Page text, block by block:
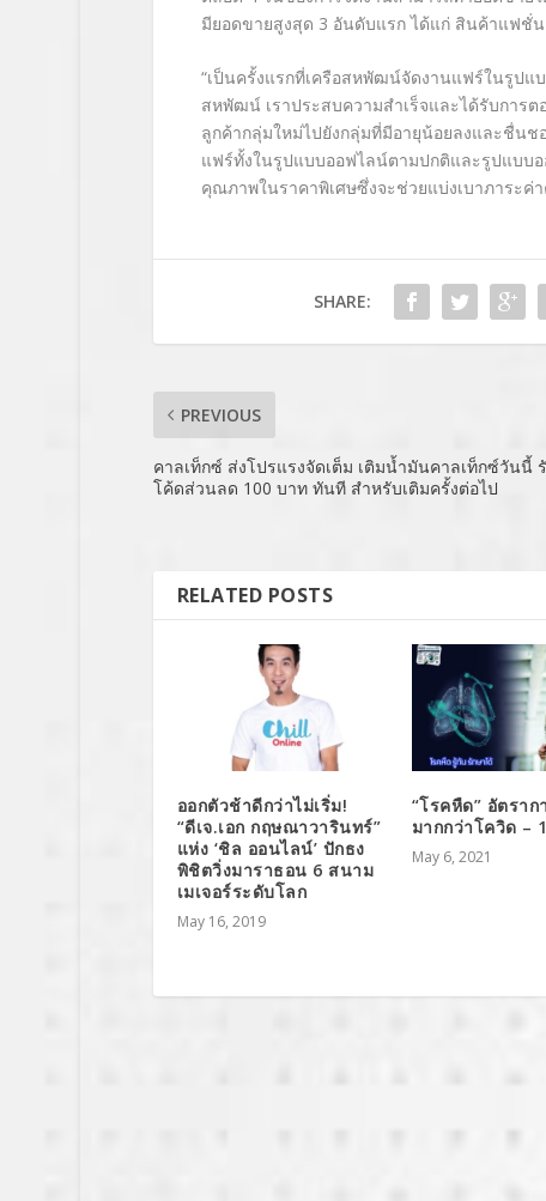
มียอดขายสูงสุด 3 อันดับแรก ได้แก่ สินค้าแฟชั่
“เป็นครั้งแรกที่เครือสหพัฒน์จัดงานแฟร์ในรูปแ
สหพัฒน์ เราประสบความสำเร็จและได้รับการ
ลูกค้ากลุ่มใหม่ไปยังกลุ่มที่มีอายุน้อยลงและชื่น
แฟร์ทั้งในรูปแบบออฟไลน์ตามปกติและรูปแบบ
คุณภาพในราคาพิเศษซึ่งจะช่วยแบ่งเบาภาระค่
SHARE:
PREVIOUS
คาลเท็กซ์ ส่งโปรแรงจัดเต็ม เติมน้ำมันคาลเท็กซ์วันนี้
โค้ดส่วนลด 100 บาท ทันที สำหรับเติมครั้งต่อไป
RELATED POSTS
ออกตัวช้าดีกว่าไม่เริ่ม!
“ดีเจ.เอก กฤษณาวารินทร์”
แห่ง ‘ชิล ออนไลน์’ ปักธง
พิชิตวิ่งมาราธอน 6 สนาม
เมเจอร์ระดับโลก
May 16, 2019
“โรคหืด” อัตราก
มากกว่าโควิด –
May 6, 2021